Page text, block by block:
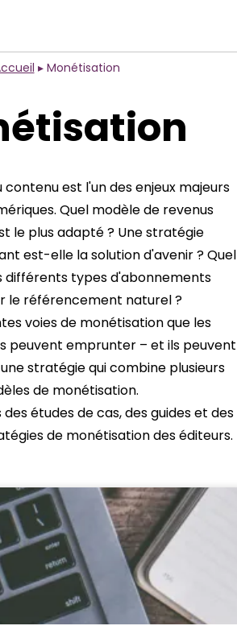
▸ Monétisation
contenu est l'un des enjeux majeurs
Quel modèle de revenus
le plus adapté ? Une stratégie
est-elle la solution d'avenir ? Quel
différents types d'abonnements
le référencement naturel ?
voies de monétisation que les
peuvent emprunter – et ils peuvent
stratégie qui combine plusieurs
de monétisation.
études de cas, des guides et des
de monétisation des éditeurs.